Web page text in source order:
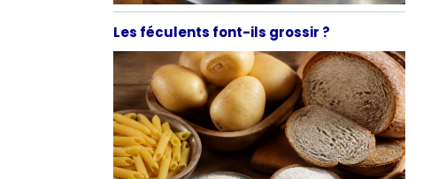
Les féculents font-ils grossir ?